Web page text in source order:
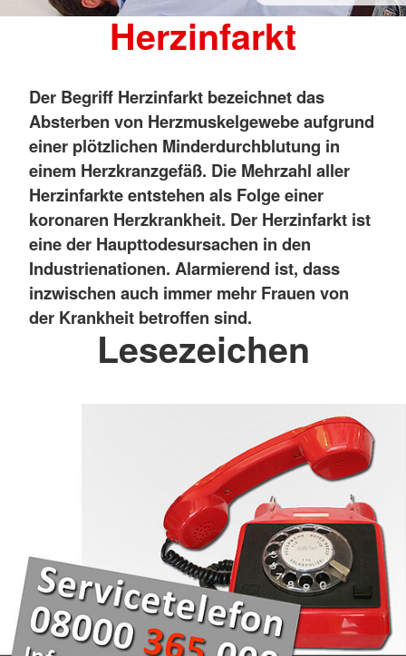
Herzinfarkt
Der Begriff Herzinfarkt bezeichnet das
Absterben von Herzmuskelgewebe aufgrund
einer plötzlichen Minderdurchblutung in
einem Herzkranzgefäß. Die Mehrzahl aller
Herzinfarkte entstehen als Folge einer
koronaren Herzkrankheit. Der Herzinfarkt ist
eine der Haupttodesursachen in den
Industrienationen. Alarmierend ist, dass
inzwischen auch immer mehr Frauen von
der Krankheit betroffen sind.
Lesezeichen